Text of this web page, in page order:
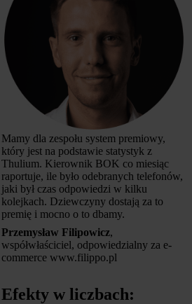
Mamy dla zespołu system premiowy,
który jest na podstawie statystyk z
Thulium. Kierownik BOK co miesiąc
raportuje, ile było odebranych telefonów,
jaki był czas odpowiedzi w kilku
kolejkach. Dziewczyny dostają za to
premię i mocno o to dbamy.
Przemysław Filipowicz,
współwłaściciel, odpowiedzialny za e-
commerce www.filippo.pl
Efekty w liczbach: